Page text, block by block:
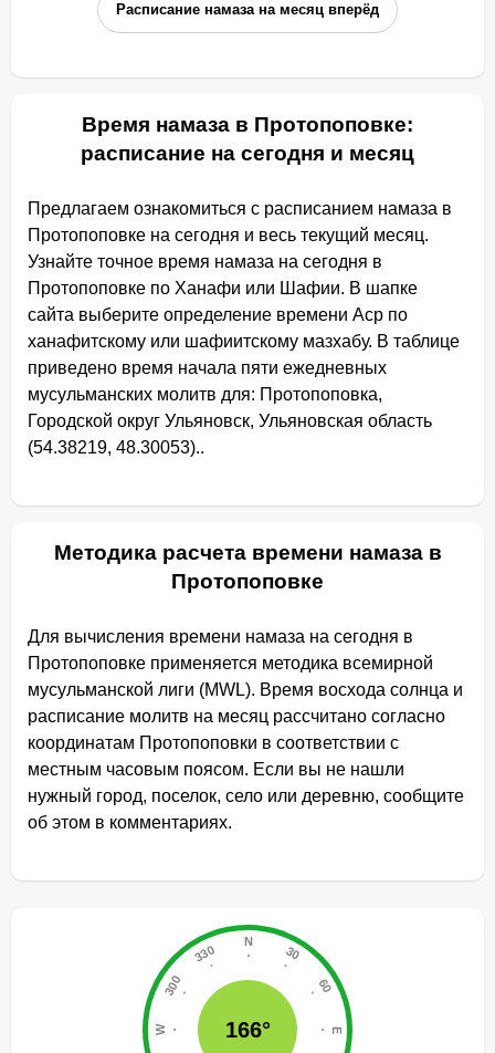
Расписание намаза на месяц вперёд
Время намаза в Протопоповке:
расписание на сегодня и месяц
Предлагаем ознакомиться с расписанием намаза в
Протопоповке на сегодня и весь текущий месяц.
Узнайте точное время намаза на сегодня в
Протопоповке по Ханафи или Шафии. В шапке
сайта выберите определение времени Аср по
ханафитскому или шафиитскому мазхабу. В таблице
приведено время начала пяти ежедневных
мусульманских молитв для: Протопоповка,
Городской округ Ульяновск, Ульяновская область
(54.38219, 48.30053)..
Методика расчета времени намаза в
Протопоповке
Для вычисления времени намаза на сегодня в
Протопоповке применяется методика всемирной
мусульманской лиги (MWL). Время восхода солнца и
расписание молитв на месяц рассчитано согласно
координатам Протопоповки в соответствии с
местным часовым поясом. Если вы не нашли
нужный город, поселок, село или деревню, сообщите
об этом в комментариях.
166°